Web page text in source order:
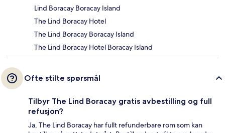
Lind Boracay Boracay Island
The Lind Boracay Hotel
The Lind Boracay Boracay Island
The Lind Boracay Hotel Boracay Island
Ofte stilte spørsmål
Tilbyr The Lind Boracay gratis avbestilling og full
refusjon?
Ja, The Lind Boracay har fullt refunderbare rom som kan